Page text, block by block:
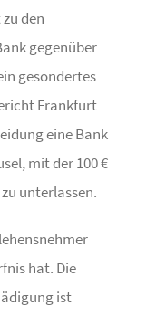
den
gegenüber
gesondertes
Frankfurt
eine Bank
mit der 100 €
unterlassen.
hat. Die
ist